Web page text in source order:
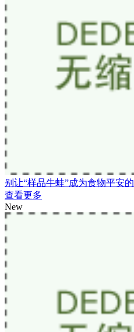
别让“样品牛蛙”成为食物平安的
查看更多
New